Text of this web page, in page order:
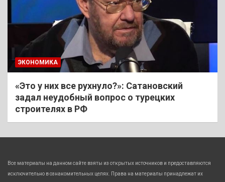
ЭКОНОМИКА
«Это у них все рухнуло?»: Сатановский
задал неудобный вопрос о турецких
строителях в РФ
Все материалы на данном сайте взяты из открытых источников и предоставляются
исключительно в ознакомительных целях. Права на материалы принадлежат их